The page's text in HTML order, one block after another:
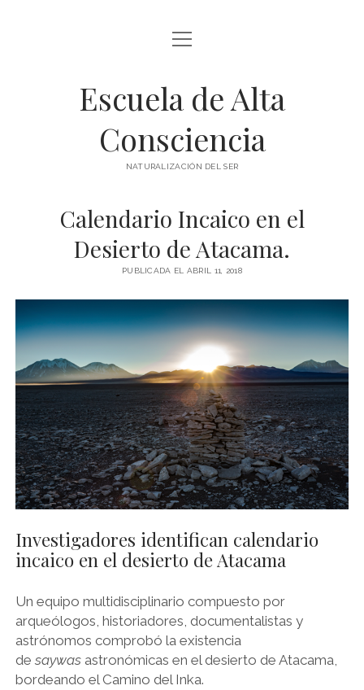
BLOG Y ARTÍCULOS
whatsapp
abrir
menú
Escuela de Alta
Consciencia
NATURALIZACIÓN DEL SER
Calendario Incaico en el
Desierto de Atacama.
PUBLICADA EL ABRIL 11, 2018
Investigadores identifican calendario
incaico en el desierto de Atacama
Un equipo multidisciplinario compuesto por
arqueólogos, historiadores, documentalistas y
astrónomos comprobó la existencia
de saywasastronómicas en el desierto de Atacama,
bordeando el Camino del Inka.